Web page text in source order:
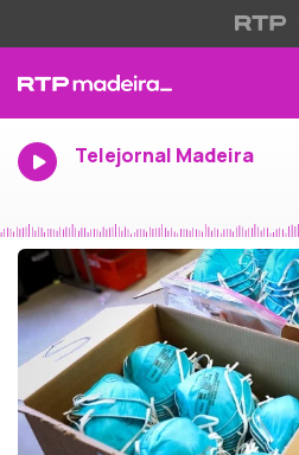
Telejornal Madeira